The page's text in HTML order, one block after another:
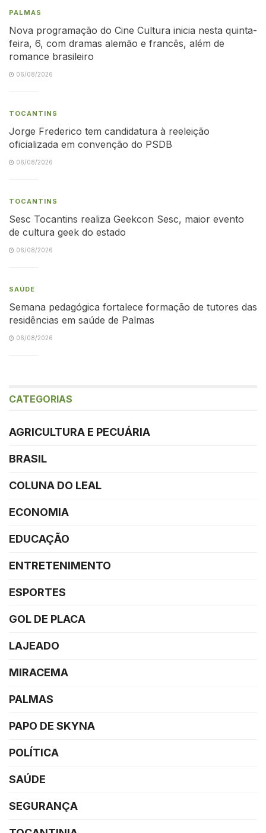
PALMAS
Nova programação do Cine Cultura inicia nesta quinta-
feira, 6, com dramas alemão e francês, além de
romance brasileiro
06/08/2026
TOCANTINS
Jorge Frederico tem candidatura à reeleição
oficializada em convenção do PSDB
06/08/2026
TOCANTINS
Sesc Tocantins realiza Geekcon Sesc, maior evento
de cultura geek do estado
06/08/2026
SAÚDE
Semana pedagógica fortalece formação de tutores das
residências em saúde de Palmas
06/08/2026
CATEGORIAS
AGRICULTURA E PECUÁRIA
BRASIL
COLUNA DO LEAL
ECONOMIA
EDUCAÇÃO
ENTRETENIMENTO
ESPORTES
GOL DE PLACA
LAJEADO
MIRACEMA
PALMAS
PAPO DE SKYNA
POLÍTICA
SAÚDE
SEGURANÇA